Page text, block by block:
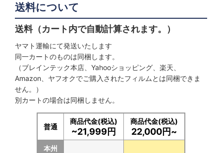
送料について
送料（カート内で自動計算されます。）
ヤマト運輸にて発送いたします
同一カートのものは同梱します。
（ブレインテック本店、Yahooショッピング、楽天、
Amazon、ヤフオクでご購入されたフィルムとは同梱できま
せん。）
別カートの場合は同梱しません。
普通
商品代金(税込)
~21,999円
商品代金(税込)
22,000円~
本州